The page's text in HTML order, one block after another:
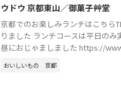
ウドウ 京都東山／御菓子艸堂
京都でのお楽しみランチはこちら
りました ランチコースは平日の
昼におじゃましました https://
おいしいもの 京都